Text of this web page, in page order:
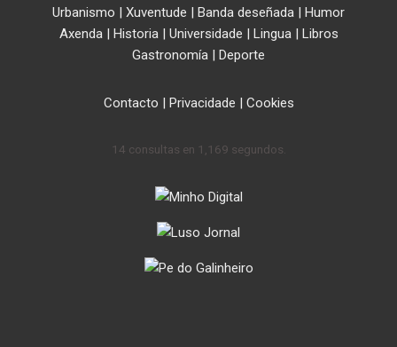
Urbanismo | Xuventude | Banda deseñada | Humor
Axenda | Historia | Universidade | Lingua | Libros
Gastronomía | Deporte
Contacto | Privacidade | Cookies
14 consultas en 1,169 segundos.